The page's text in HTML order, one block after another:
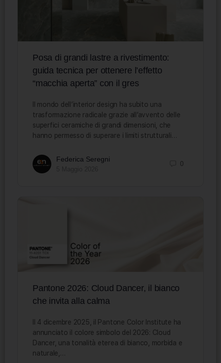
Posa di grandi lastre a rivestimento:
guida tecnica per ottenere l’effetto
“macchia aperta” con il gres
Il mondo dell’interior design ha subito una
trasformazione radicale grazie all’avvento delle
superfici ceramiche di grandi dimensioni, che
hanno permesso di superare i limiti strutturali…
Federica Seregni
0
Pantone 2026: Cloud Dancer, il bianco
che invita alla calma
Il 4 dicembre 2025, il Pantone Color Institute ha
annunciato il colore simbolo del 2026: Cloud
Dancer, una tonalità eterea di bianco, morbida e
naturale,…